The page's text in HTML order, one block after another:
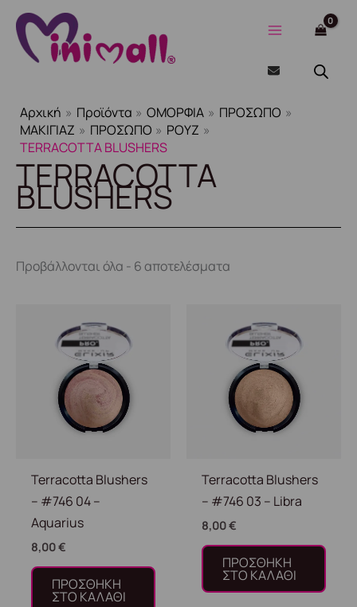
Μετάβαση
στο
περιεχόμενο
Αρχική Προϊόντα ΟΜΟΡΦΙΑ
ΠΡΟΣΩΠΟ
ΜΑΚΙΓΙΑΖ
ΠΡΟΣΩΠΟ
ΡΟΥΖ
TERRACOTTA BLUSHERS
TERRACOTTA
BLUSHERS
Προβάλλονται όλα - 6 αποτελέσματα
Terracotta Blushers
– #746 04 –
Aquarius
8,00€
ΠΡΟΣΘΉΚΗ
ΣΤΟ ΚΑΛΆΘΙ
Terracotta Blushers
– #746 03 – Libra
8,00€
ΠΡΟΣΘΉΚΗ
ΣΤΟ ΚΑΛΆΘΙ